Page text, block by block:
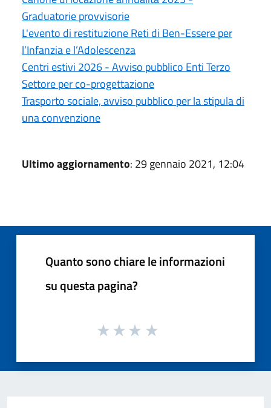
Graduatorie provvisorie
L'evento di restituzione Reti di Ben-Essere per
l’Infanzia e l’Adolescenza
Centri estivi 2026 - Avviso pubblico Enti Terzo
Settore per co-progettazione
Trasporto sociale, avviso pubblico per la stipula di
una convenzione
Ultimo aggiornamento: 29 gennaio 2021, 12:04
Quanto sono chiare le informazioni
su questa pagina?